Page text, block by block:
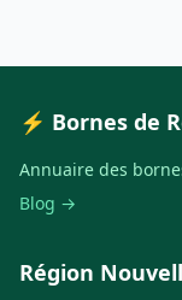
⚡ Bornes de
Annuaire des
Blog →
Région